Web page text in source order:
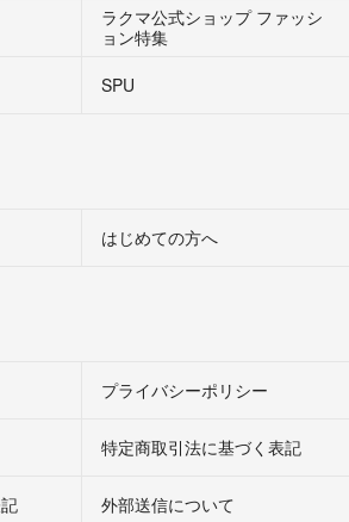
の実家が神奈川ですので出来る限り協力はさ
、、、
すが。
が付くので、マフラーを毎回掃除するくら
気にならない程度ですね。
りは可能ですか？当方神奈川なので新潟ま
ラクマ公式ショップ ファッシ
ョン特集
SPU
はじめての方へ
プライバシーポリシー
特定商取引法に基づく表記
外部送信について